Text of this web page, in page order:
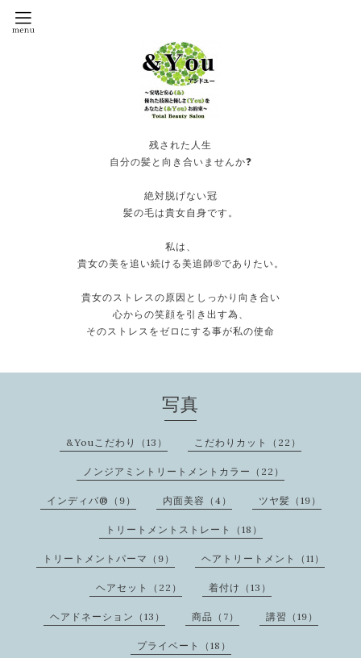
残された人生
自分の髪と向き合いませんか❓
絶対脱げない冠
髪の毛は貴女自身です。
私は、
貴女の美を追い続ける美追師®️でありたい。
貴女のストレスの原因としっかり向き合い
心からの笑顔を引き出す為、
そのストレスをゼロにする事が私の使命
写真
&Youこだわり（13） こだわりカット（22）
ノンジアミントリートメントカラー（22）
インディバ®️（9） 内面美容（4） ツヤ髪（19）
トリートメントストレート（18）
トリートメントパーマ（9） ヘアトリートメント（11）
ヘアセット（22） 着付け（13）
ヘアドネーション（13） 商品（7） 講習（19）
プライベート（18）